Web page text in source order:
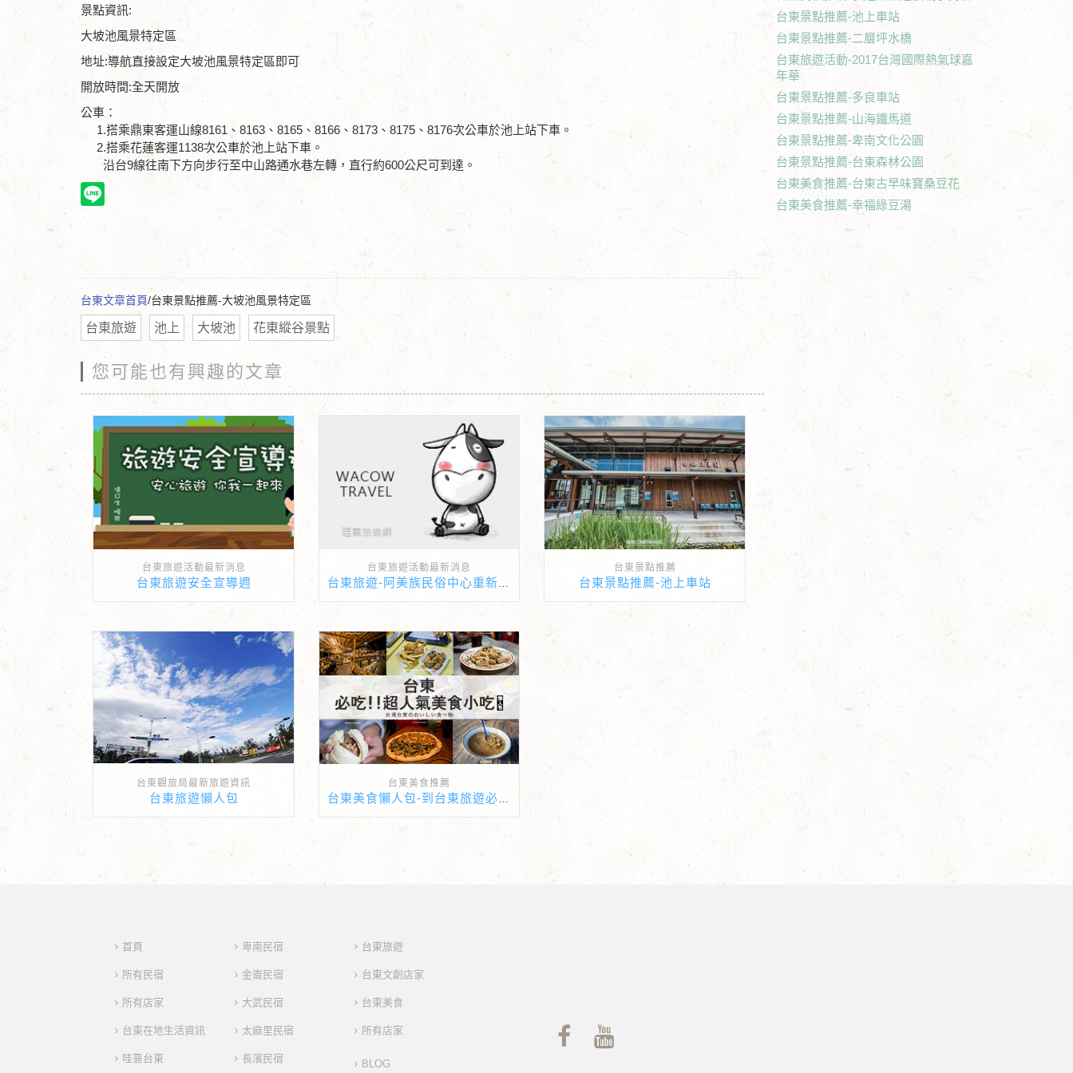
景點資訊:
大坡池風景特定區
地址:導航直接設定大坡池風景特定區即可
開放時間:全天開放
公車：
1.搭乘鼎東客運山線8161、8163、8165、8166、8173、8175、8176次公車於池上站下車。
2.搭乘花蓮客運1138次公車於池上站下車。
沿台9線往南下方向步行至中山路通水巷左轉，直行約600公尺可到達。
台東文章首頁/台東景點推薦-大坡池風景特定區
台東旅遊 池上 大坡池 花東縱谷景點
您可能也有興趣的文章
台東旅遊活動最新消息
台東旅遊安全宣導週
台東旅遊活動最新消息
台東旅遊-阿美族民俗中心重新開幕
台東景點推薦
台東景點推薦-池上車站
台東觀旅局最新旅遊資訊
台東旅遊懶人包
台東美食推薦
台東景點推薦-池上車站
台東景點推薦-二層坪水橋
台東旅遊活動-2017台灣國際熱氣球嘉
年華
台東景點推薦-多良車站
台東景點推薦-山海鐵馬道
台東景點推薦-卑南文化公園
台東景點推薦-台東森林公園
台東美食推薦-台東古早味寶桑豆花
台東美食推薦-幸福綠豆湯
首頁
所有民宿
所有店家
台東在地生活資訊
哇靠台東
卑南民宿
金崙民宿
大武民宿
太麻里民宿
長濱民宿
台東旅遊
台東文創店家
台東美食
所有店家
BLOG